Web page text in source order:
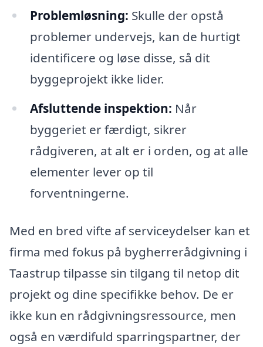
Problemløsning: Skulle der opstå
problemer undervejs, kan de hurtigt
identificere og løse disse, så dit
byggeprojekt ikke lider.
Afsluttende inspektion: Når
byggeriet er færdigt, sikrer
rådgiveren, at alt er i orden, og at alle
elementer lever op til
forventningerne.
Med en bred vifte af serviceydelser kan et
firma med fokus på bygherrerådgivning i
Taastrup tilpasse sin tilgang til netop dit
projekt og dine specifikke behov. De er
ikke kun en rådgivningsressource, men
også en værdifuld sparringspartner, der